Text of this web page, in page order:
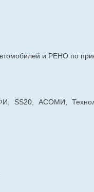
автомобилей и РЕНО по
SS20, АСОМИ,